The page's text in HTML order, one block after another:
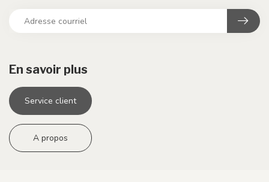
En savoir plus
Service client
A propos